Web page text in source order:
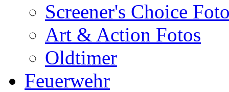
Screener's Choice
Art & Action Fotos
Oldtimer
Feuerwehr